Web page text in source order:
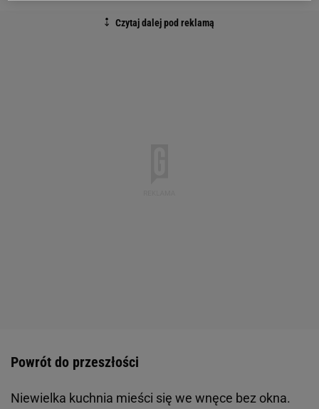
Powrót do przeszłości
Niewielka kuchnia mieści się we wnęce bez okna.